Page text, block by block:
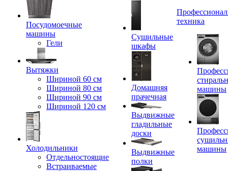
Посудомоечные
машины
Гели
Вытяжки
Шириной 60 см
Шириной 80 см
Шириной 90 см
Шириной 120 см
Холодильники
Отдельностоящие
Встраиваемые
Сушильные
шкафы
Домашняя
прачечная
Выдвижные
гладильные
доски
Выдвижные
полки
техника
машины
машины